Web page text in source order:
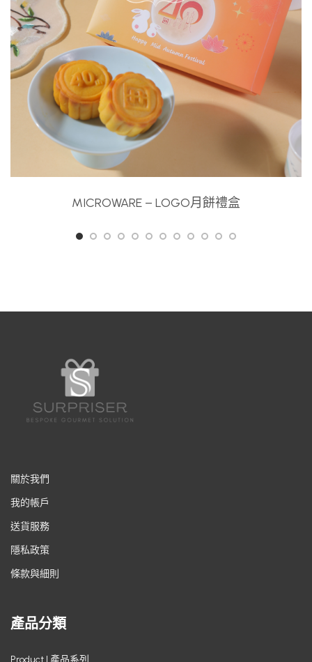
MICROWARE – LOGO月餅禮盒
關於我們
我的帳戶
送貨服務
隱私政策
條款與細則
產品分類